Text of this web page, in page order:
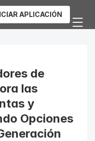
APLICACIÓN
de
las
y
Opciones